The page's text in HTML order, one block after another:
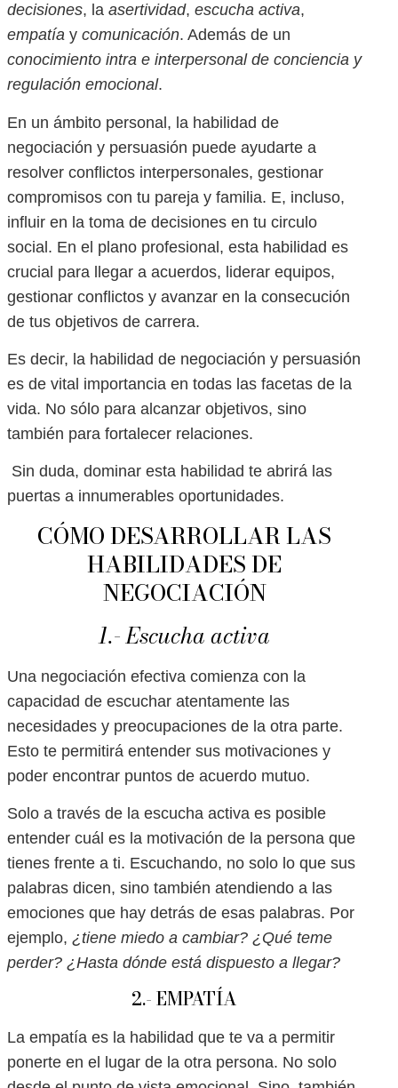
decisiones, la asertividad, escucha activa,
empatía y comunicación. Además de un
conocimiento intra e interpersonal de conciencia y
regulación emocional.
En un ámbito personal, la habilidad de
negociación y persuasión puede ayudarte a
resolver conflictos interpersonales, gestionar
compromisos con tu pareja y familia. E, incluso,
influir en la toma de decisiones en tu circulo
social. En el plano profesional, esta habilidad es
crucial para llegar a acuerdos, liderar equipos,
gestionar conflictos y avanzar en la consecución
de tus objetivos de carrera.
Es decir, la habilidad de negociación y persuasión
es de vital importancia en todas las facetas de la
vida. No sólo para alcanzar objetivos, sino
también para fortalecer relaciones.
Sin duda, dominar esta habilidad te abrirá las
puertas a innumerables oportunidades.
CÓMO DESARROLLAR LAS
HABILIDADES DE
NEGOCIACIÓN
1.- Escucha activa
Una negociación efectiva comienza con la
capacidad de escuchar atentamente las
necesidades y preocupaciones de la otra parte.
Esto te permitirá entender sus motivaciones y
poder encontrar puntos de acuerdo mutuo.
Solo a través de la escucha activa es posible
entender cuál es la motivación de la persona que
tienes frente a ti. Escuchando, no solo lo que sus
palabras dicen, sino también atendiendo a las
emociones que hay detrás de esas palabras. Por
ejemplo, ¿tiene miedo a cambiar? ¿Qué teme
perder? ¿Hasta dónde está dispuesto a llegar?
2.- EMPATÍA
La empatía es la habilidad que te va a permitir
ponerte en el lugar de la otra persona. No solo